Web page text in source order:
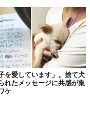
わせ
を愛しています」。捨て犬
れたメッセージに共感が集
ケ